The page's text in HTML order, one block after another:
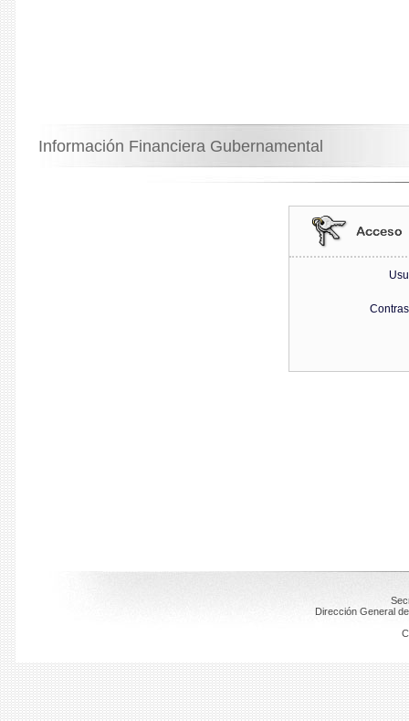
Información Financiera Gubernamental
Dirección General